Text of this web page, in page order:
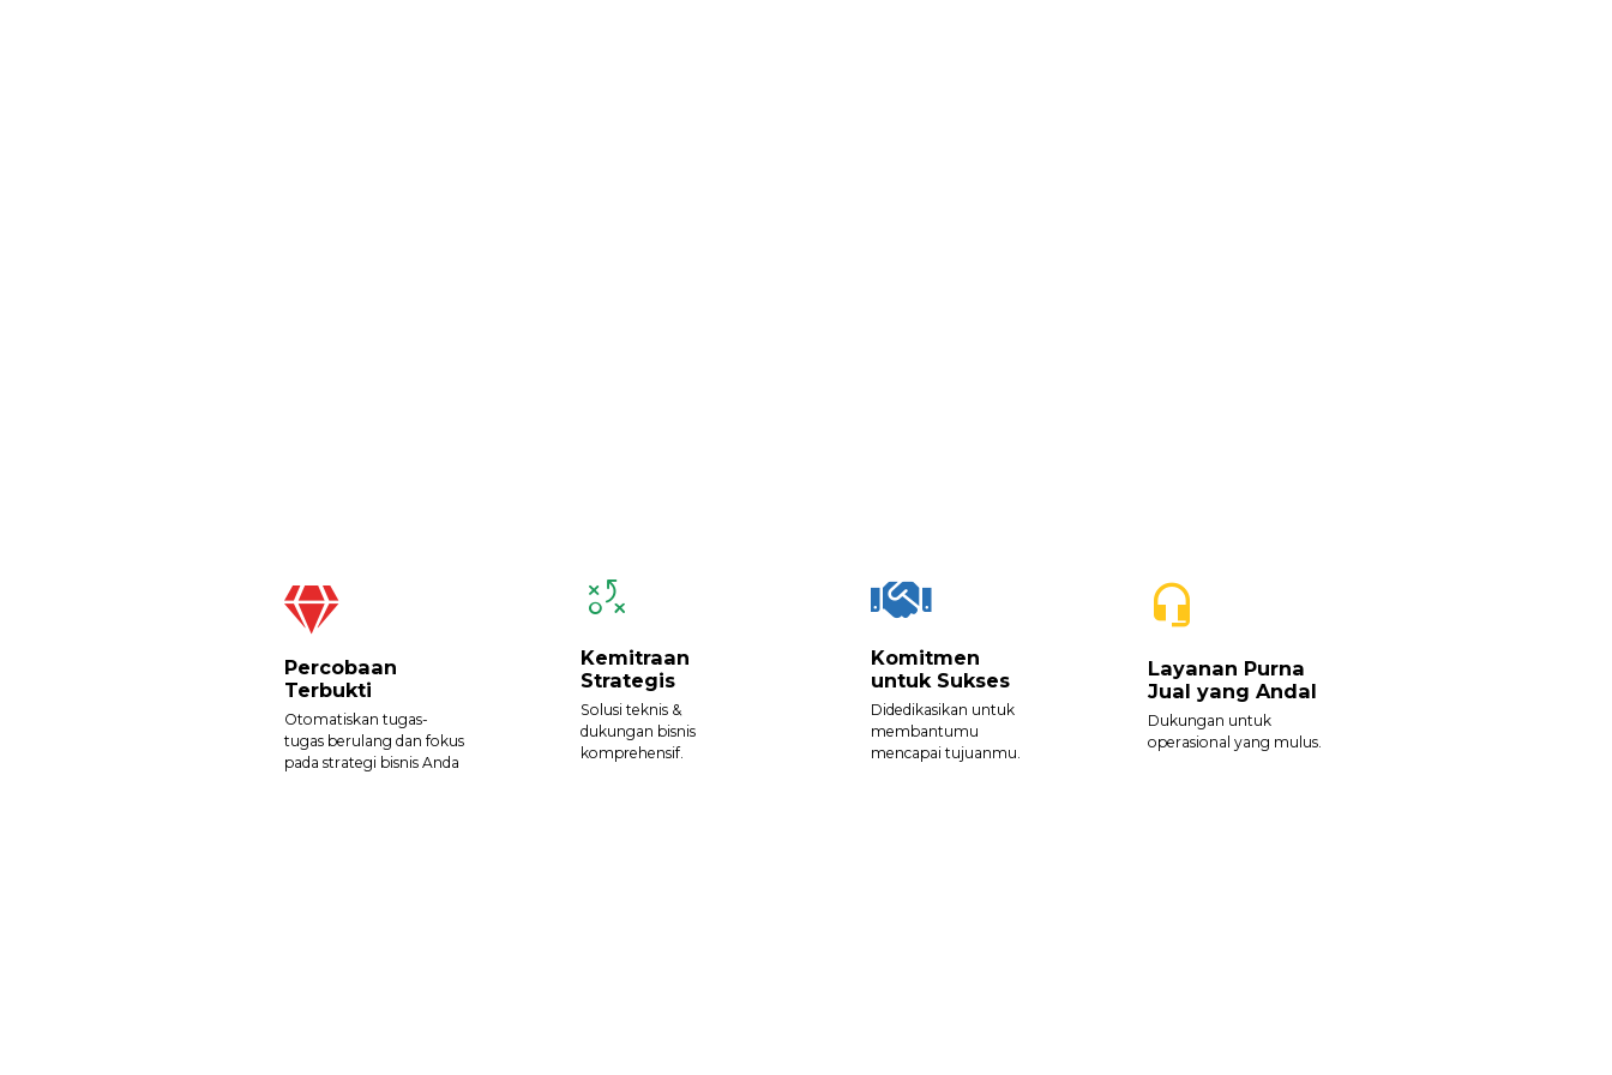
Percobaan
Terbukti
Otomatiskan tugas-
tugas berulang dan fokus
pada strategi bisnis Anda
Kemitraan
Strategis
Solusi teknis &
dukungan bisnis
komprehensif.
Komitmen
untuk Sukses
Didedikasikan untuk
membantumu
mencapai tujuanmu.
Layanan Purna
Jual yang Andal
Dukungan untuk
operasional yang mulus.